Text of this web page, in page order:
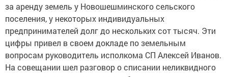
за аренду земель у Новошешминского сельского
поселения, у некоторых индивидуальных
предпринимателей долг до нескольких сот тысяч. Эти
цифры привел в своем докладе по земельным
вопросам руководитель исполкома СП Алексей Иванов.
На совещании шел разговор о списании неликвидного